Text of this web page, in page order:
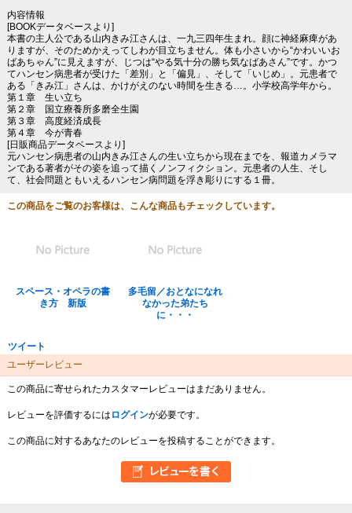
内容情報
[BOOKデータベースより]
本書の主人公である山内きみ江さんは、一九三四年生まれ。顔に神経麻痺があ
りますが、そのためかえってしわが目立ちません。体も小さいから“かわいいお
ばあちゃん”に見えますが、じつは“やる気十分の勝ち気なばあさん”です。かつ
てハンセン病患者が受けた「差別」と「偏見」、そして「いじめ」。元患者で
ある「きみ江」さんは、かけがえのない時間を生きる…。小学校高学年から。
第１章 生い立ち
第２章 国立療養所多磨全生園
第３章 高度経済成長
第４章 今が青春
[日販商品データベースより]
元ハンセン病患者の山内きみ江さんの生い立ちから現在までを、報道カメラマ
ンである著者がその姿を追って描くノンフィクション。元患者の人生、そし
て、社会問題ともいえるハンセン病問題を浮き彫りにする１冊。
この商品をご覧のお客様は、こんな商品もチェックしています。
スペース・オペラの書
き方 新版
多毛留／おとなになれ
なかった弟たち
に・・・
ツイート
ユーザーレビュー
この商品に寄せられたカスタマーレビューはまだありません。
レビューを評価するには ログインが必要です。
この商品に対するあなたのレビューを投稿することができます。